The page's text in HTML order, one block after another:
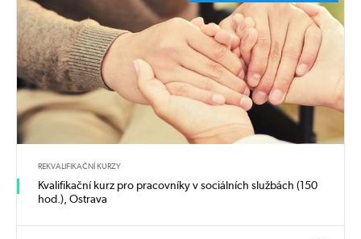
REKVALIFIKAČNÍ KURZY
Kvalifikační kurz pro pracovníky v sociálních službách (150
hod.), Ostrava